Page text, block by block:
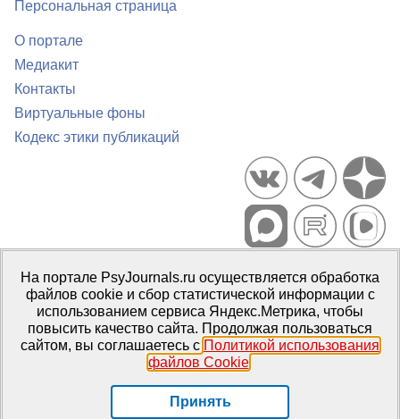
Персональная страница
О портале
Медиакит
Контакты
Виртуальные фоны
Кодекс этики публикаций
Портал психологических изданий PsyJournals.ru, 2007–2026
Правила использования материалов
Свидетельство регистрации СМИЭл № ФС77-66447 от 14 июля
2016 г.
Издатель: ФГБОУ ВО МГППУ
На портале PsyJournals.ru осуществляется обработка
файлов cookie и сбор статистической информации с
использованием сервиса Яндекс.Метрика, чтобы
повысить качество сайта. Продолжая пользоваться
сайтом, вы соглашаетесь с Политикой использования
файлов Cookie.
Принять